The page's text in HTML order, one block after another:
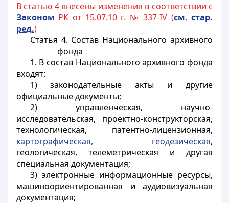
В статью 4 внесены изменения в соответствии с
Законом РК от 15.07.10 г. № 337-IV (см. стар.
ред.)
Статья 4. Состав Национального архивного
фонда
1. В состав Национального архивного фонда
входят:
1) законодательные акты и другие
официальные документы;
2) управленческая, научно-
исследовательская, проектно-конструкторская,
технологическая, патентно-лицензионная,
картографическая, геодезическая,
геологическая, телеметрическая и другая
специальная документация;
3) электронные информационные ресурсы,
машиноориентированная и аудиовизуальная
документация;